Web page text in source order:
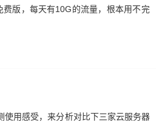
版，每天有10G的流量，根本用不完
使用感受，来分析对比下三家云服务器